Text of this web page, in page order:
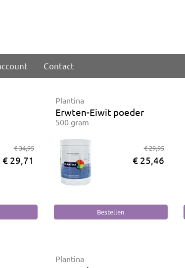
Contact
€ 34,95
€ 29,71
Plantina
Erwten-Eiwit poeder
500 gram
€ 29,95
€ 25,46
Plantina